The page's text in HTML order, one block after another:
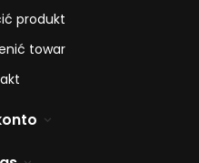
produkt
towar